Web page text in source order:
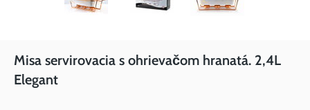
Misa servirovacia s ohrievačom hranatá. 2,4L
Elegant